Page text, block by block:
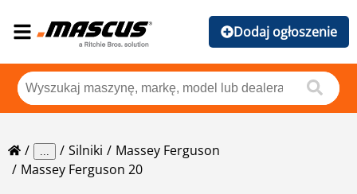
Dodaj ogłoszenie
... Silniki
Massey Ferguson
Massey Ferguson 20